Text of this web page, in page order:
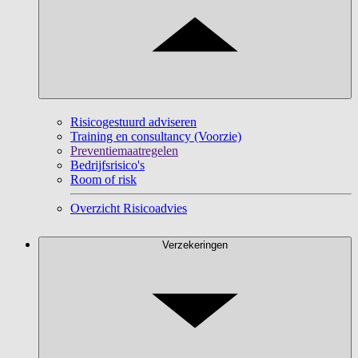
Risicogestuurd adviseren
Training en consultancy (Voorzie)
Preventiemaatregelen
Bedrijfsrisico's
Room of risk
Overzicht Risicoadvies
Verzekeringen